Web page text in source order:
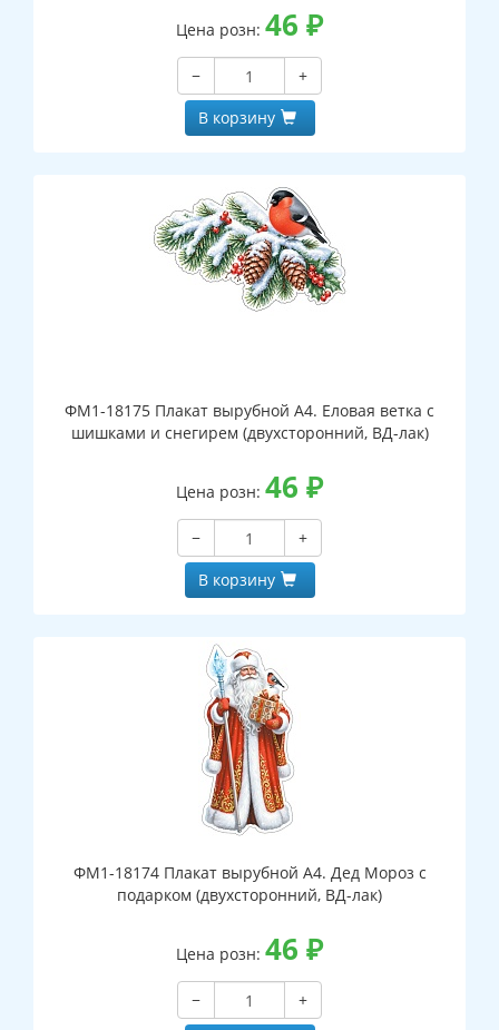
Цена розн: 46 ₽
−
+
В корзину
ФМ1-18175 Плакат вырубной А4. Еловая ветка с
шишками и снегирем (двухсторонний, ВД-лак)
Цена розн: 46 ₽
−
+
В корзину
ФМ1-18174 Плакат вырубной А4. Дед Мороз с
подарком (двухсторонний, ВД-лак)
Цена розн: 46 ₽
−
+